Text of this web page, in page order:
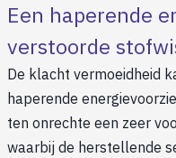
Een haperende
verstoorde
De klacht vermoeidheid
haperende
ten onrechte een zeer
waarbij de herstellende